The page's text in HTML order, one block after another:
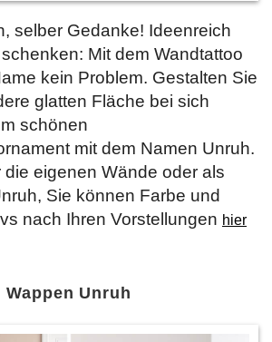
selber Gedanke! Ideenreich
Mit dem Wandtattoo
kein Problem. Gestalten Sie
glatten Fläche bei sich
schönen
mit dem Namen Unruh.
die eigenen Wände oder als
Sie können Farbe und
nach Ihren Vorstellungen hier
Wappen Unruh